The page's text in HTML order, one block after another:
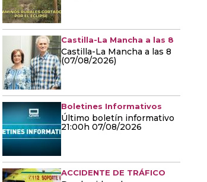
Castilla-La Mancha a las 8
Castilla-La Mancha a las 8
(07/08/2026)
Boletines Informativos
Último boletín informativo
21:00h 07/08/2026
ACCIDENTE DE TRÁFICO